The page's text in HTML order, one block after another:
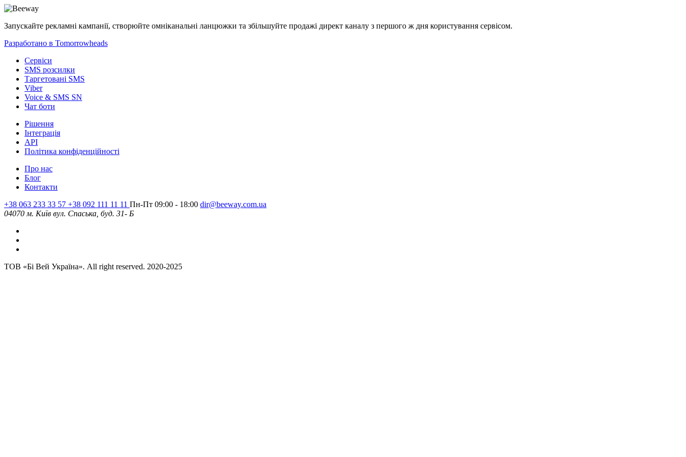
Запускайте рекламні кампанії, створюйте омніканальні ланцюжки та збільшуйте продажі директ каналу з першого ж дня користування сервісом.
Разработано в Tomorrowheads
Сервіси
SMS розсилки
Таргетовані SMS
Viber
Voice & SMS SN
Чат боти
Рішення
Інтеграція
API
Політика конфіденційності
Про нас
Блог
Контакти
+38 063 233 33 57 +38 092 111 11 11 Пн-Пт 09:00 - 18:00 dir@beeway.com.ua
04070 м. Київ вул. Спаська, буд. 31- Б
ТОВ «Бі Вей Україна». All right reserved. 2020-2025